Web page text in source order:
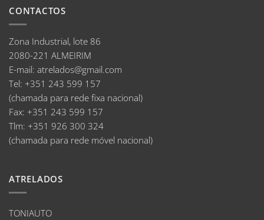
CONTACTOS
Zona Industrial, lote 86
2080-221 ALMEIRIM
E-mail: atrelados@gmail.com
Tel: +351 243 599 157
(chamada para rede fixa nacional)
Fax: +351 243 599 157
Tlm: +351 926 300 324
(chamada para rede móvel nacional)
ATRELADOS
TONIAUTO